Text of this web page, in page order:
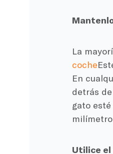
La
coche
En
detrás
gato
Utilice el